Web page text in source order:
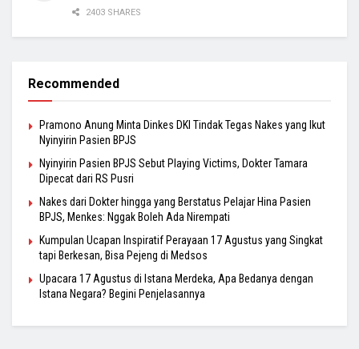
2403 SHARES
Recommended
Pramono Anung Minta Dinkes DKI Tindak Tegas Nakes yang Ikut
Nyinyirin Pasien BPJS
Nyinyirin Pasien BPJS Sebut Playing Victims, Dokter Tamara
Dipecat dari RS Pusri
Nakes dari Dokter hingga yang Berstatus Pelajar Hina Pasien
BPJS, Menkes: Nggak Boleh Ada Nirempati
Kumpulan Ucapan Inspiratif Perayaan 17 Agustus yang Singkat
tapi Berkesan, Bisa Pejeng di Medsos
Upacara 17 Agustus di Istana Merdeka, Apa Bedanya dengan
Istana Negara? Begini Penjelasannya